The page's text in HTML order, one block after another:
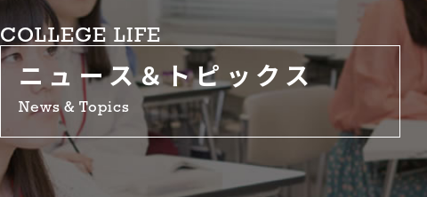
COLLEGE LIFE
ニュース＆トピックス
News & Topics